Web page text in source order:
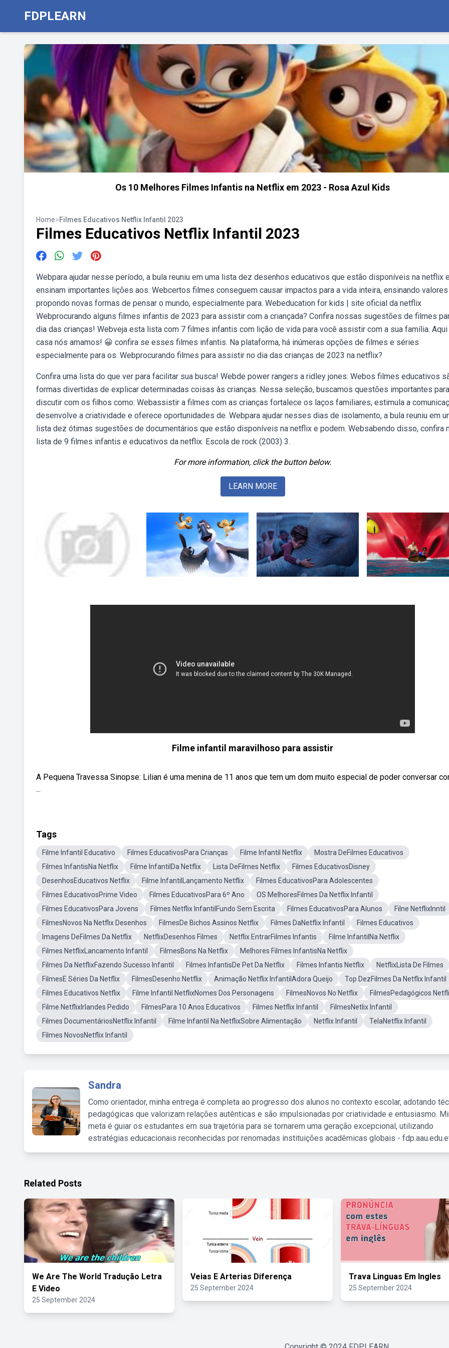
FDPLEARN
Os 10 Melhores Filmes Infantis na Netflix em 2023 - Rosa Azul Kids
Home>Filmes Educativos Netflix Infantil 2023
Filmes Educativos Netflix Infantil 2023
Webpara ajudar nesse período, a bula reuniu em uma lista dez desenhos educativos que estão disponíveis na netflix e
ensinam importantes lições aos. Webcertos filmes conseguem causar impactos para a vida inteira, ensinando valores
propondo novas formas de pensar o mundo, especialmente para. Webeducation for kids | site oficial da netflix
Webprocurando alguns filmes infantis de 2023 para assistir com a criançada? Confira nossas sugestões de filmes
dia das crianças! Webveja esta lista com 7 filmes infantis com lição de vida para você assistir com a sua família.
casa nós amamos! 😀 confira se esses filmes infantis. Na plataforma, há inúmeras opções de filmes e séries
especialmente para os. Webprocurando filmes para assistir no dia das crianças de 2023 na netflix?
Confira uma lista do que ver para facilitar sua busca! Webde power rangers a ridley jones: Webos filmes educativos
formas divertidas de explicar determinadas coisas às crianças. Nessa seleção, buscamos questões importantes para
discutir com os filhos como: Webassistir a filmes com as crianças fortalece os laços familiares, estimula a
desenvolve a criatividade e oferece oportunidades de. Webpara ajudar nesses dias de isolamento, a bula reuniu em
lista dez ótimas sugestões de documentários que estão disponíveis na netflix e podem. Websabendo disso, confira
lista de 9 filmes infantis e educativos da netflix. Escola de rock (2003) 3.
For more information, click the button below.
LEARN MORE
Filme infantil maravilhoso para assistir
A Pequena Travessa Sinopse: Lilian é uma menina de 11 anos que tem um dom muito especial de poder conversar
...
Tags
Filme Infantil Educativo Filmes EducativosPara Crianças Filme Infantil Netflix
Mostra DeFilmes Educativos
Filmes InfantisNa Netflix
Filme InfantilDa Netflix Lista DeFilmes Netflix
Filmes EducativosDisney
DesenhosEducativos Netflix
Filme InfantilLançamento Netflix
Filmes EducativosPara Adolescentes
Filmes EducativosPrime Video
Filmes EducativosPara 6º Ano
OS MelhoresFilmes Da Netflix Infantil
Filmes EducativosPara Jovens
Filmes Netflix InfantilFundo Sem Escrita Filmes EducativosPara Alunos
Filne NetflixInntil
FilmesNovos Na Netflix Desenhos
FilmesDe Bichos Assinos Netflix Filmes DaNetflix Infantil
Filmes Educativos
Imagens DeFilmes Da Netflix
NetflixDesenhos Filmes Netflix EntrarFilmes Infantis
Filme InfantilNa Netflix
Filmes NetflixLancamento Infantil
FilmesBons Na Netflix
Melhores Filmes InfantisNa Netflix
Filmes Da NetflixFazendo Sucesso Infantil
Filmes InfantisDe Pet Da Netflix Filmes Infantis Netflix
NetflixLista De Filmes
FilmesE Séries Da Netflix
FilmesDesenho Netflix Animação Netflix InfantilAdora Queijo
Top DezFilmes Da Netflix Infantil
Filmes Educativos Netflix
Filme Infantil NetflixNomes Dos Personagens FilmesNovos No Netflix
FilmesPedagógicos
Filme NetflixIrlandes Pedido
FilmesPara 10 Anos Educativos Filmes Netflix Infantil
FilmesNetlix Infantil
Filmes DocumentáriosNetflix Infantil
Filme Infantil Na NetflixSobre Alimentação Netflix Infantil
TelaNetflix Infantil
Filmes NovosNetflix Infantil
Sandra
Como orientador, minha entrega é completa ao progresso dos alunos no contexto escolar, adotando
pedagógicas que valorizam relações autênticas e são impulsionadas por criatividade e entusiasmo.
meta é guiar os estudantes em sua trajetória para se tornarem uma geração excepcional, utilizando
estratégias educacionais reconhecidas por renomadas instituições acadêmicas globais -
Related Posts
We Are The World Tradução Letra
E Video
25 September 2024
Veias E Arterias Diferença
25 September 2024
Trava Linguas Em Ingles
25 September 2024